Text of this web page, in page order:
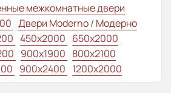
межкомнатные двери
Двери Moderno / Модерно
450x2000 650x2000
900x1900 800x2100
900x2400 1200x2000